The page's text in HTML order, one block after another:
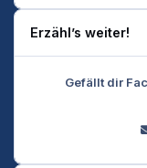
Erzähl’s weiter!
Gefällt dir